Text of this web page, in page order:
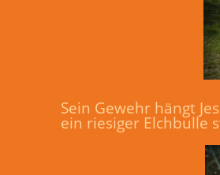
Sein Gewehr hängt
ein riesiger Elchbulle